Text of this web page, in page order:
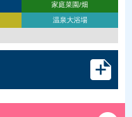
家庭菜園/畑
温泉大浴場